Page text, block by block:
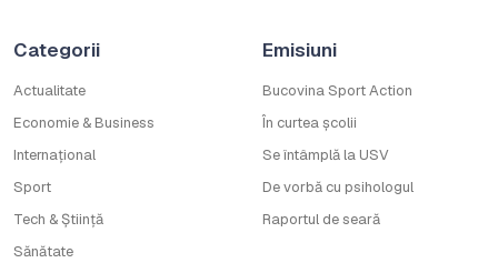
Categorii
Actualitate
Economie & Business
Internațional
Sport
Tech & Știință
Sănătate
Emisiuni
Bucovina Sport Action
În curtea școlii
Se întâmplă la USV
De vorbă cu psihologul
Raportul de seară